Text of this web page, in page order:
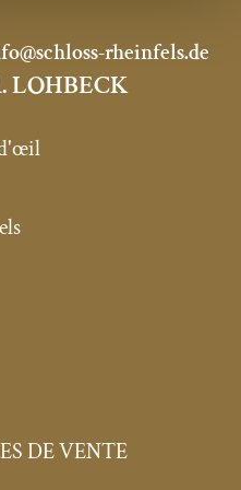
rheinfels.de
LOHBECK
d'œil
DE VENTE